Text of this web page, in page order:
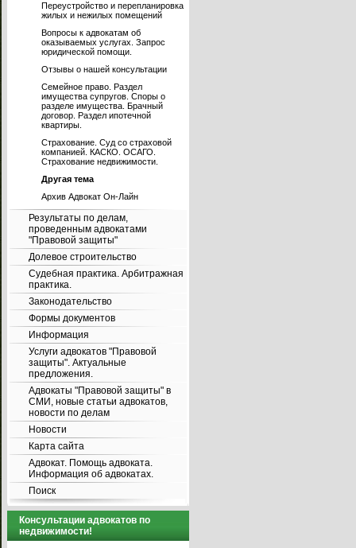
Переустройство и перепланировка
жилых и нежилых помещений
Вопросы к адвокатам об
оказываемых услугах. Запрос
юридической помощи.
Отзывы о нашей консультации
Семейное право. Раздел
имущества супругов. Споры о
разделе имущества. Брачный
договор. Раздел ипотечной
квартиры.
Страхование. Суд со страховой
компанией. КАСКО. ОСАГО.
Страхование недвижимости.
Другая тема
Архив Адвокат Он-Лайн
Результаты по делам,
проведенным адвокатами
"Правовой защиты"
Долевое строительство
Судебная практика. Арбитражная
практика.
Законодательство
Формы документов
Информация
Услуги адвокатов "Правовой
защиты". Актуальные
предложения.
Адвокаты "Правовой защиты" в
СМИ, новые статьи адвокатов,
новости по делам
Новости
Карта сайта
Адвокат. Помощь адвоката.
Информация об адвокатах.
Поиск
Консультации адвокатов по
недвижимости!